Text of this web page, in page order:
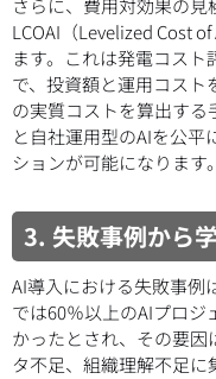
さらに、費用対効果の
LCOAI（Levelized Cost
ます。これは発電コスト
で、投資額と運用コスト
の実質コストを算出する
と自社運用型のAIを公
ションが可能になります。
3. 失敗事例から
AI導入における失敗事例
では60％以上のAIプロ
かったとされ、その要
タ不足、組織理解不足に